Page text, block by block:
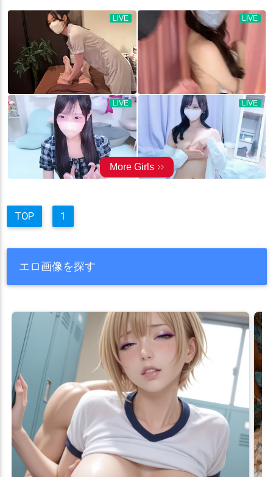
TOP 1
エロ画像を探す